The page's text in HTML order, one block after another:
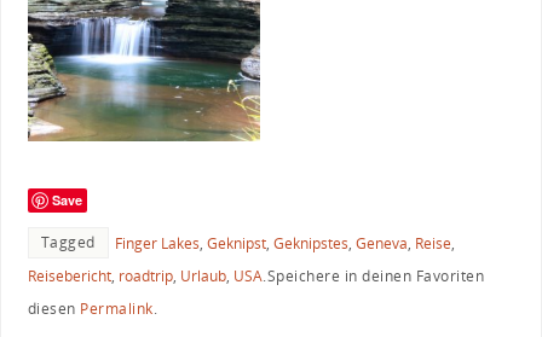
Save
Tagged Finger Lakes, Geknipst, Geknipstes, Geneva, Reise,
Reisebericht, roadtrip, Urlaub, USA.Speichere in deinen Favoriten
diesen Permalink.